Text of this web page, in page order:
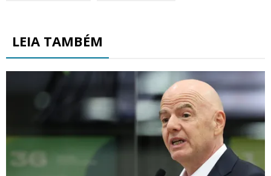
LEIA TAMBÉM